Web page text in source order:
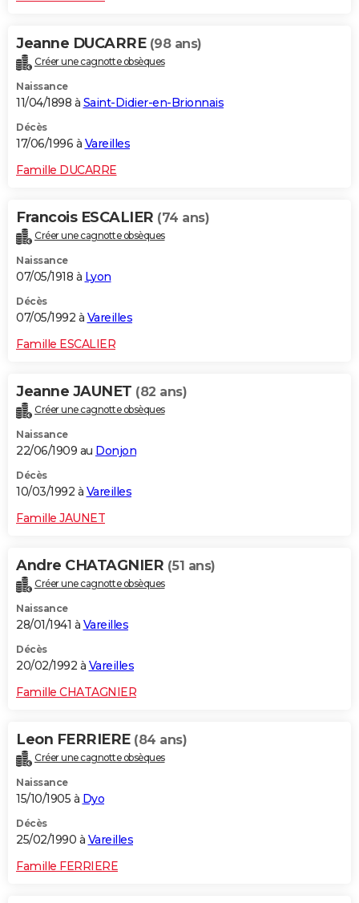
Jeanne DUCARRE (98 ans)
Créer une cagnotte obsèques
Naissance
11/04/1898 à Saint-Didier-en-Brionnais
Décès
17/06/1996 à Vareilles
Famille DUCARRE
Francois ESCALIER (74 ans)
Créer une cagnotte obsèques
Naissance
07/05/1918 à Lyon
Décès
07/05/1992 à Vareilles
Famille ESCALIER
Jeanne JAUNET (82 ans)
Créer une cagnotte obsèques
Naissance
22/06/1909 au Donjon
Décès
10/03/1992 à Vareilles
Famille JAUNET
Andre CHATAGNIER (51 ans)
Créer une cagnotte obsèques
Naissance
28/01/1941 à Vareilles
Décès
20/02/1992 à Vareilles
Famille CHATAGNIER
Leon FERRIERE (84 ans)
Créer une cagnotte obsèques
Naissance
15/10/1905 à Dyo
Décès
25/02/1990 à Vareilles
Famille FERRIERE